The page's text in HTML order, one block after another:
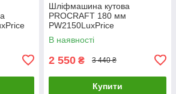
Шліфмашина кутова
PROCRAFT 180 мм
PW2150LuxPrice
В наявності
2 550 ₴ 3 440 ₴
Купити